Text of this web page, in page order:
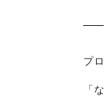
プ
「